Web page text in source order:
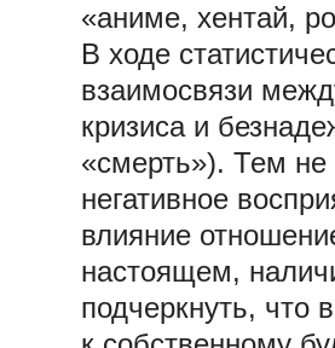
«аниме, хентай,
В ходе
взаимосвязи
кризиса и
«смерть»). Тем не
негативное
влияние
настоящем,
подчеркнуть, что